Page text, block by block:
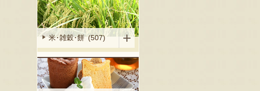
米･雑穀･餅 (507)